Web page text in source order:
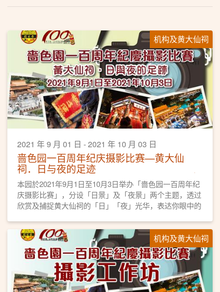
机构及黄大仙祠
2021 年 9 月 01 日 - 2021 年 10 月 03 日
啬色园一百周年纪庆摄影比赛—黄大仙
祠．日与夜的足迹
本园於2021年9月1日至10月3日举办「啬色园一百周年纪
庆摄影比赛」，分设「日景」及「夜景」两个主题，透过
欣赏及捕捉黄大仙祠的「日」「夜」光华，表达你眼中的
缘」和「足迹」。
机构及黄大仙祠